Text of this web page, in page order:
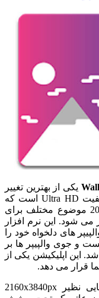
یکی از بهترین تغییر
دهنده های خودکار تصویر پس زمینه با کیفیت Ultra HD است که
ظاهر جدیدی به سیستم شما می بخشد. 20 موضوع مختلف برای
می شود. این نرم افزار
های دلخواه خود را
و جوی والپیپر ها بر
این اپلیکیشن یکی از
والپیپر های این مجموعه با رزولوشن هایی نظیر 2160x3840px